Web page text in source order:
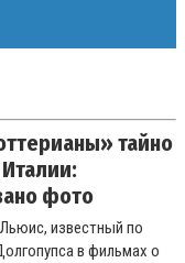
тайно
фото
известный по
в фильмах о